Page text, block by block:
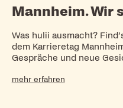
Mannheim. Wir
Was hulii ausmacht?
dem Karrieretag
Gespräche und neue
mehr erfahren